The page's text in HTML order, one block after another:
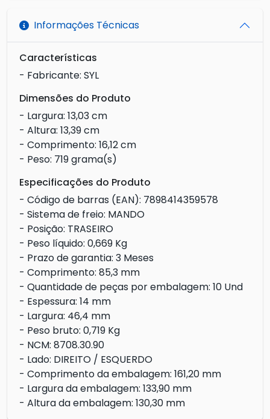
Informações Técnicas
Características
- Fabricante: SYL
Dimensões do Produto
- Largura: 13,03 cm
- Altura: 13,39 cm
- Comprimento: 16,12 cm
- Peso: 719 grama(s)
Especificações do Produto
- Código de barras (EAN): 7898414359578
- Sistema de freio: MANDO
- Posição: TRASEIRO
- Peso líquido: 0,669 Kg
- Prazo de garantia: 3 Meses
- Comprimento: 85,3 mm
- Quantidade de peças por embalagem: 10 Und
- Espessura: 14 mm
- Largura: 46,4 mm
- Peso bruto: 0,719 Kg
- NCM: 8708.30.90
- Lado: DIREITO / ESQUERDO
- Comprimento da embalagem: 161,20 mm
- Largura da embalagem: 133,90 mm
- Altura da embalagem: 130,30 mm